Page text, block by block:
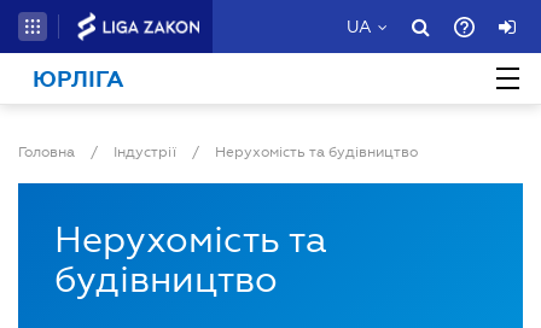
UA
ЮРЛІГА
Головна / Індустрії / Нерухомість та будівництво
Нерухомість та
будівництво